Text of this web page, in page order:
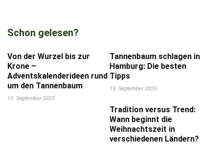
Schon gelesen?
Von der Wurzel bis zur
Krone –
Adventskalenderideen rund
um den Tannenbaum
15. September 2025
Tannenbaum schlagen in
Hamburg: Die besten
Tipps
15. September 2025
Tradition versus Trend:
Wann beginnt die
Weihnachtszeit in
verschiedenen Ländern?